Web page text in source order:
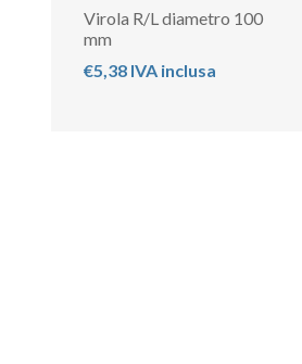
Virola R/L diametro 100
mm
€5,38 IVA inclusa